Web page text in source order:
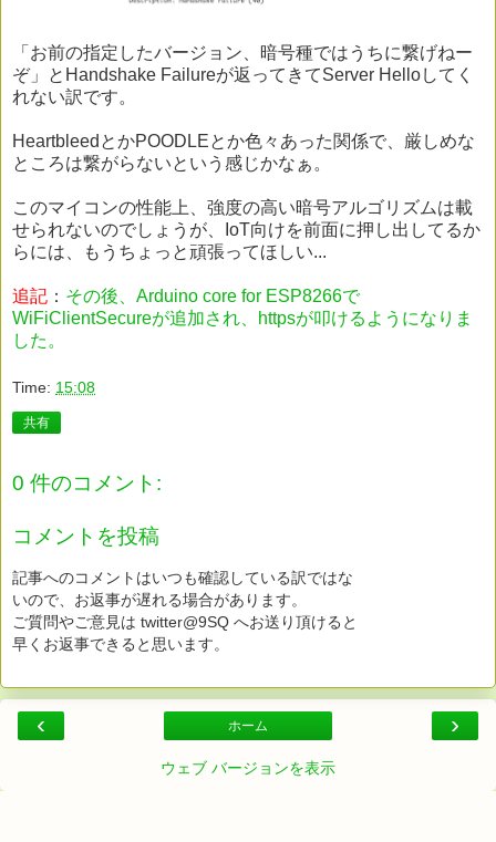
「お前の指定したバージョン、暗号種ではうちに繋げねー
ぞ」とHandshake Failureが返ってきてServer Helloしてく
れない訳です。
HeartbleedとかPOODLEとか色々あった関係で、厳しめな
ところは繋がらないという感じかなぁ。
このマイコンの性能上、強度の高い暗号アルゴリズムは載
せられないのでしょうが、IoT向けを前面に押し出してるか
らには、もうちょっと頑張ってほしい...
追記 ： その後、Arduino core for ESP8266で
WiFiClientSecureが追加され、httpsが叩けるようになりま
した。
Time: 15:08
共有
0 件のコメント:
コメントを投稿
記事へのコメントはいつも確認している訳ではな
いので、お返事が遅れる場合があります。
ご質問やご意見は twitter@9SQ へお送り頂けると
早くお返事できると思います。
‹ ›
ホーム
ウェブ バージョンを表示